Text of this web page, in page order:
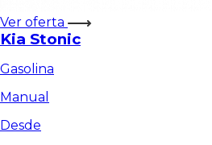
Ver oferta
Kia Stonic
Gasolina
Manual
Desde